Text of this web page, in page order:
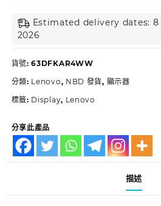
Estimated delivery dates: 8
2026
貨號:63DFKAR4WW
分類: Lenovo, NBD 發貨, 顯示器
標籤: Display, Lenovo
分享此產品
描述